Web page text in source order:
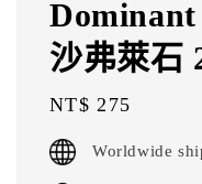
沙弗萊石
Regular
price
NT$ 275
Worldwide